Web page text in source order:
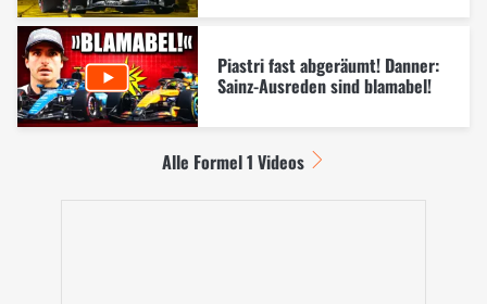
Piastri fast abgeräumt! Danner:
Sainz-Ausreden sind blamabel!
Alle Formel 1 Videos